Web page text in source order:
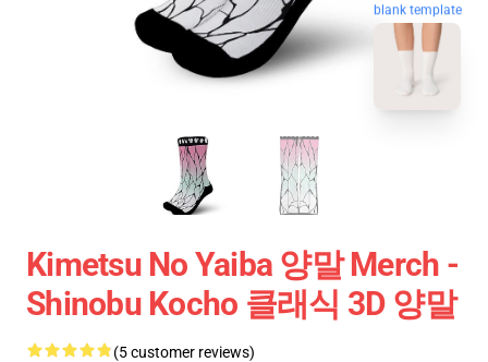
blank template
Kimetsu No Yaiba 양말 Merch -
Shinobu Kocho 클래식 3D 양말
(5 customer reviews)